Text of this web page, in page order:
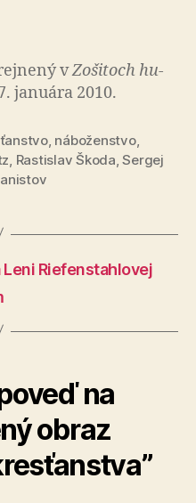
vZo­ši­toch hu­
januára 2010.
, náboženstvo,
Rastislav Škoda ,Sergej
Riefenstahlovej
na
obraz